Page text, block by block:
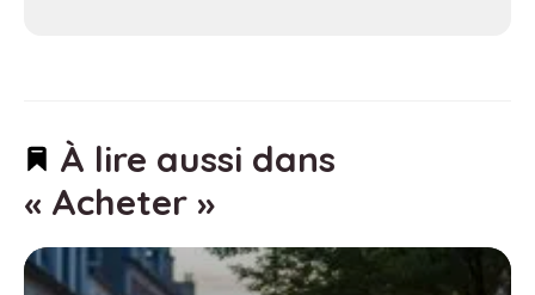
À lire aussi dans
« Acheter »